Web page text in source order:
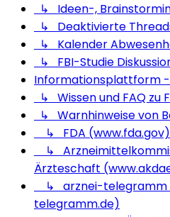
↳ Ideen-,
↳ Deaktivierte
↳ Kalender
↳ FBI-Studie
Informationsplattform -
↳ Wissen und FAQ zu
↳ Warnhinweise von
↳ FDA (www.fda.gov)
↳
Ärzteschaft
↳ arznei-telegramm
telegramm.de)